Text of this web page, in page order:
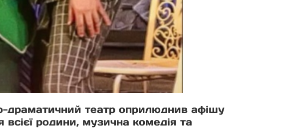
драматичний театр оприлюднив афішу
всієї родини, музична комедія та